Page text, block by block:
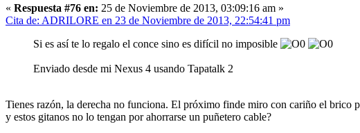
« Respuesta #76 en: 25 de Noviembre de 2013, 03:09:16 am »
Cita de: ADRILORE en 23 de Noviembre de 2013, 22:54:41 pm
Si es así te lo regalo el conce sino es difícil no imposible
Enviado desde mi Nexus 4 usando Tapatalk 2
Tienes razón, la derecha no funciona. El próximo finde miro con cariño el brico
y estos gitanos no lo tengan por ahorrarse un puñetero cable?